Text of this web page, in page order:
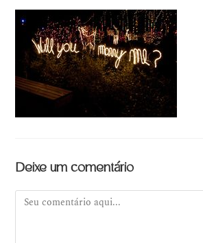
Deixe um comentário